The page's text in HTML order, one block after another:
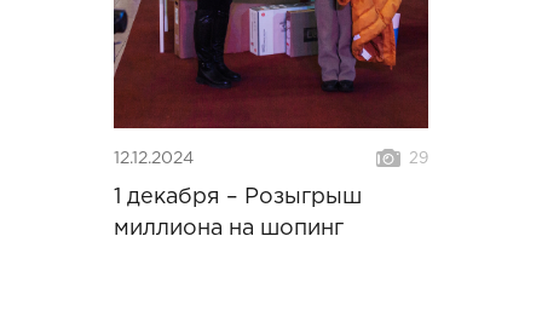
12.12.2024 29
1 декабря – Розыгрыш
миллиона на шопинг